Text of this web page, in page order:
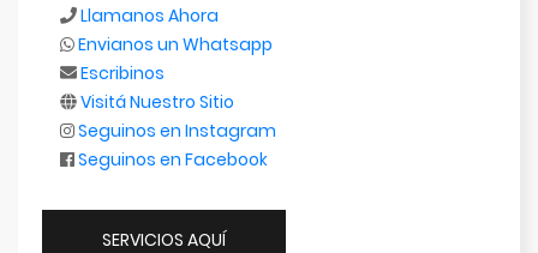
Llamanos Ahora
Envianos un Whatsapp
Escribinos
Visitá Nuestro Sitio
Seguinos en Instagram
Seguinos en Facebook
SERVICIOS AQUÍ